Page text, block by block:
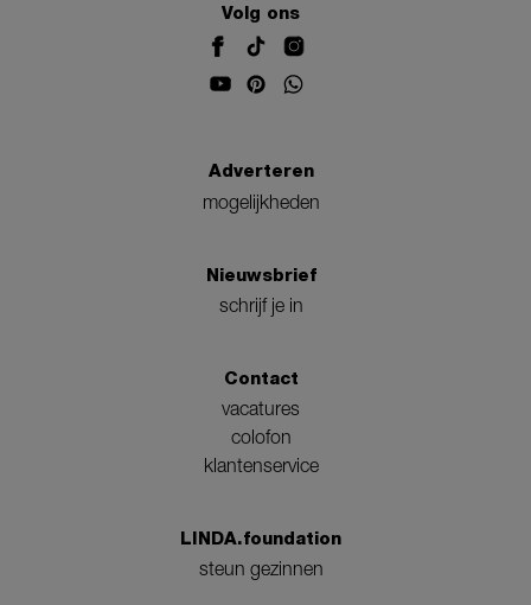
Volg ons
Adverteren
mogelijkheden
Nieuwsbrief
schrijf je in
Contact
vacatures
colofon
klantenservice
LINDA.foundation
steun gezinnen